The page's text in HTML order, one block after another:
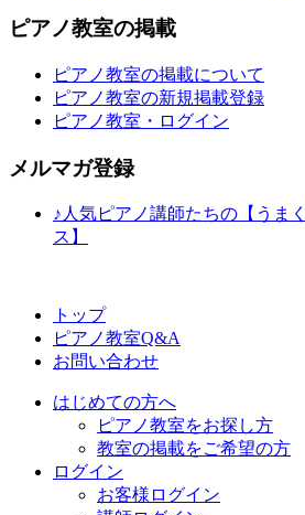
ピアノ教室の掲載
ピアノ教室の掲載について
ピアノ教室の新規掲載登録
ピアノ教室・ログイン
メルマガ登録
♪人気ピアノ講師たちの【うま
ス】
トップ
ピアノ教室Q&A
お問い合わせ
はじめての方へ
ピアノ教室をお探し方
教室の掲載をご希望の方
ログイン
お客様ログイン